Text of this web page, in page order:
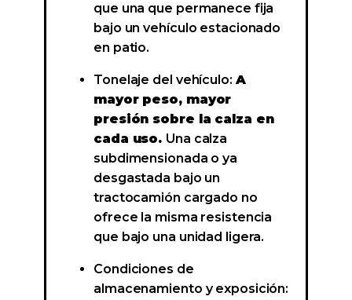
que una que permanece fija
bajo un vehículo estacionado
en patio.
Tonelaje del vehículo:A
mayor peso, mayor
presión sobre la calza en
cada uso. Una calza
subdimensionada o ya
desgastada bajo un
tractocamión cargado no
ofrece la misma resistencia
que bajo una unidad ligera.
Condiciones de
almacenamiento y exposición: